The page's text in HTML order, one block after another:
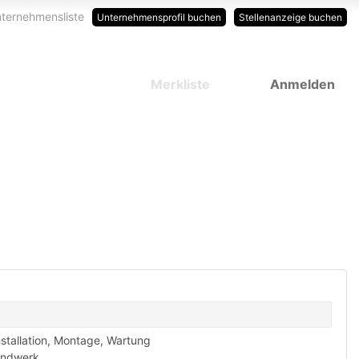
Stellenanzeige buchen
Unternehmensprofil buchen
Anmelden
Merkliste
Montage, Wartung